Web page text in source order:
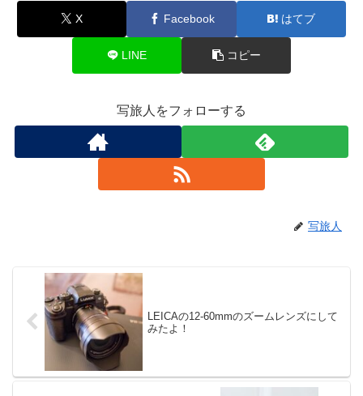
X Facebook はてブ
LINE コピー
写旅人をフォローする
写旅人
LEICAの12-60mmのズームレンズにして
みたよ！